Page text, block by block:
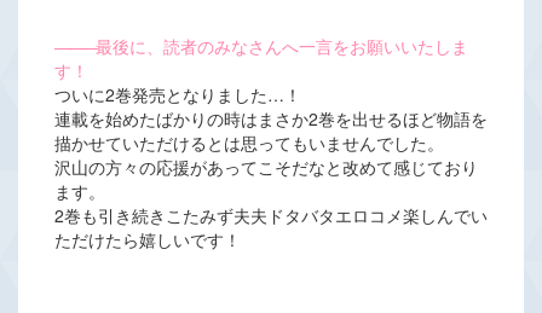
―――最後に、読者のみなさんへ一言をお願いいたしま
す！
ついに2巻発売となりました…！
連載を始めたばかりの時はまさか2巻を出せるほど物語を
描かせていただけるとは思ってもいませんでした。
沢山の方々の応援があってこそだなと改めて感じており
ます。
2巻も引き続きこたみず夫夫ドタバタエロコメ楽しんでい
ただけたら嬉しいです！